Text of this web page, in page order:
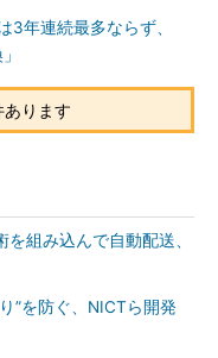
3年連続最多ならず、
ります
を組み込んで自動配送、
”を防ぐ、NICTら開発